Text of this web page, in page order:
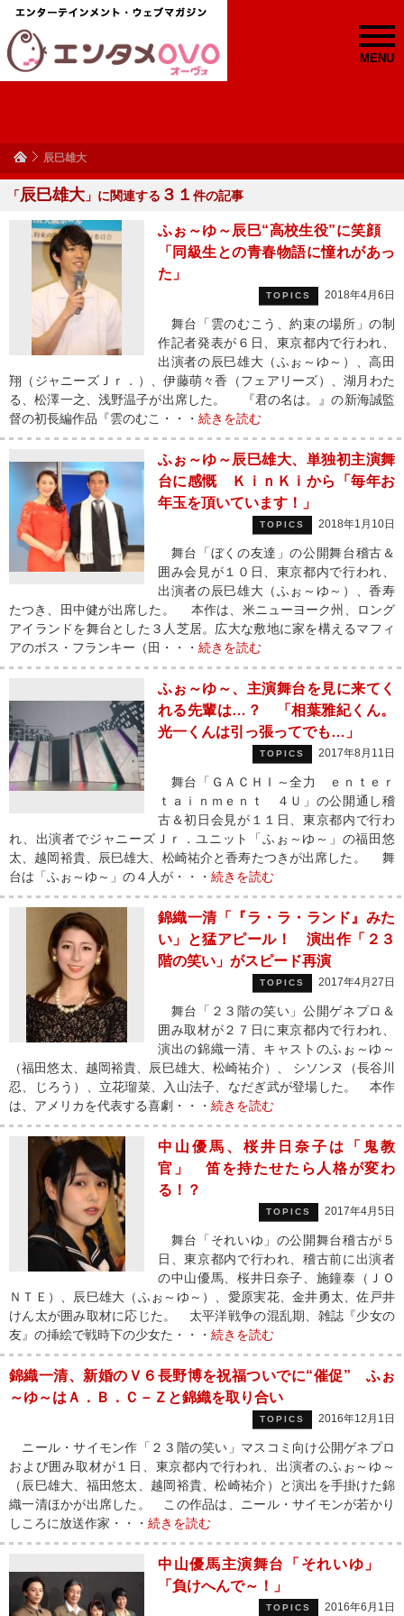
MENU
辰巳雄大
「辰巳雄大 」に関連する ３１ 件の記事
ふぉ～ゆ～辰巳“高校生役”に笑顔
「同級生との青春物語に憧れがあっ
た」
TOPICS 2018年4月6日
舞台「雲のむこう、約束の場所」の制
作記者発表が６日、東京都内で行われ、
出演者の辰巳雄大（ふぉ～ゆ～）、高田
翔（ジャニーズＪｒ．）、伊藤萌々香（フェアリーズ）、湖月わた
る、松澤一之、浅野温子が出席した。 『君の名は。』の新海誠監
督の初長編作品『雲のむこ・・・ 続きを読む
ふぉ～ゆ～辰巳雄大、単独初主演舞
台に感慨 ＫｉｎＫｉから「毎年お
年玉を頂いています！」
TOPICS 2018年1月10日
舞台「ぼくの友達」の公開舞台稽古＆
囲み会見が１０日、東京都内で行われ、
出演者の辰巳雄大（ふぉ～ゆ～）、香寿
たつき、田中健が出席した。 本作は、米ニューヨーク州、ロング
アイランドを舞台とした３人芝居。広大な敷地に家を構えるマフィ
アのボス・フランキー（田・・・ 続きを読む
ふぉ～ゆ～、主演舞台を見に来てく
れる先輩は…？ 「相葉雅紀くん。
光一くんは引っ張ってでも…」
TOPICS 2017年8月11日
舞台「ＧＡＣＨＩ～全力 ｅｎｔｅｒ
ｔａｉｎｍｅｎｔ ４Ｕ」の公開通し稽
古＆初日会見が１１日、東京都内で行わ
れ、出演者でジャニーズＪｒ．ユニット「ふぉ～ゆ～」の福田悠
太、越岡裕貴、辰巳雄大、松崎祐介と香寿たつきが出席した。 舞
台は「ふぉ～ゆ～」の４人が・・・ 続きを読む
錦織一清「『ラ・ラ・ランド』みた
い」と猛アピール！ 演出作「２３
階の笑い」がスピード再演
TOPICS 2017年4月27日
舞台「２３階の笑い」公開ゲネプロ＆
囲み取材が２７日に東京都内で行われ、
演出の錦織一清、キャストのふぉ～ゆ～
（福田悠太、越岡裕貴、辰巳雄大、松崎祐介）、 シソンヌ（長谷川
忍、じろう）、立花瑠菜、入山法子、なだぎ武が登場した。 本作
は、アメリカを代表する喜劇・・・ 続きを読む
中山優馬、桜井日奈子は「鬼教
官」 笛を持たせたら人格が変わ
る！？
TOPICS 2017年4月5日
舞台「それいゆ」の公開舞台稽古が５
日、東京都内で行われ、稽古前に出演者
の中山優馬、桜井日奈子、施鐘泰（ＪＯ
ＮＴＥ）、辰巳雄大（ふぉ～ゆ～）、愛原実花、金井勇太、佐戸井
けん太が囲み取材に応じた。 太平洋戦争の混乱期、雑誌『少女の
友』の挿絵で戦時下の少女た・・・ 続きを読む
錦織一清、新婚のＶ６長野博を祝福ついでに“催促” ふぉ
～ゆ～はＡ．Ｂ．Ｃ－Ｚと錦織を取り合い
TOPICS 2016年12月1日
ニール・サイモン作「２３階の笑い」マスコミ向け公開ゲネプロ
および囲み取材が１日、東京都内で行われ、出演者のふぉ～ゆ～
（辰巳雄大、福田悠太、越岡裕貴、松崎祐介）と演出を手掛けた錦
織一清ほかが出席した。 この作品は、ニール・サイモンが若かり
しころに放送作家・・・ 続きを読む
中山優馬主演舞台「それいゆ」
「負けへんで～！」
TOPICS 2016年6月1日